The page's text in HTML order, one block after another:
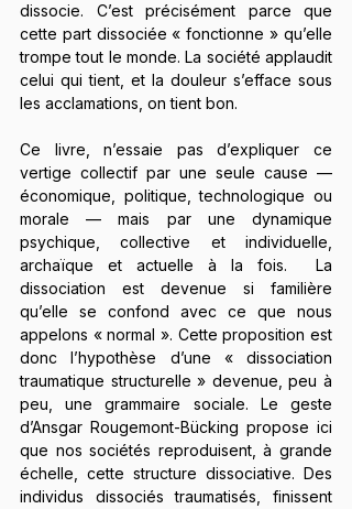
dissocie. C’est précisément parce que
cette part dissociée « fonctionne » qu’elle
trompe tout le monde. La société applaudit
celui qui tient, et la douleur s’efface sous
les acclamations, on tient bon.
Ce livre, n’essaie pas d’expliquer ce
vertige collectif par une seule cause —
économique, politique, technologique ou
morale — mais par une dynamique
psychique, collective et individuelle,
archaïque et actuelle à la fois.  La
dissociation est devenue si familière
qu’elle se confond avec ce que nous
appelons « normal ». Cette proposition est
donc l’hypothèse d’une « dissociation
traumatique structurelle » devenue, peu à
peu, une grammaire sociale. Le geste
d’Ansgar Rougemont-Bücking propose ici
que nos sociétés reproduisent, à grande
échelle, cette structure dissociative. Des
individus dissociés traumatisés, finissent